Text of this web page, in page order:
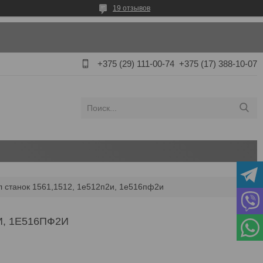
19 отзывов
+375 (29) 111-00-74 +375 (17) 388-10-07
станок 1561,1512, 1е512п2и, 1е516пф2и
1Е516ПФ2И